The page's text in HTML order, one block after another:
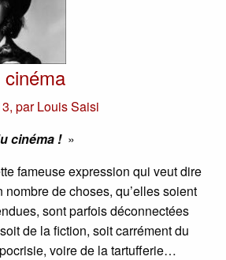
, parLouis Saisi
cinéma ! »
fameuse expression qui veut dire
de choses, qu’elles soient
sont parfois déconnectées
de la fiction, soit carrément du
voire de la tartufferie…